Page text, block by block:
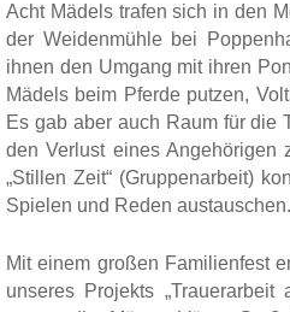
Acht Mädels trafen sich in den
der Weidenmühle bei
ihnen den Umgang mit ihren
Mädels beim Pferde putzen,
Es gab aber auch Raum für die
den Verlust eines Angehörigen
„Stillen Zeit“ (Gruppenarbeit)
Spielen und Reden austauschen.
Mit einem großen Familienfest
unseres Projekts „Trauerarbeit